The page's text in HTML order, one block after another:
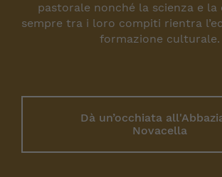
pastorale nonché la scienza e
sempre tra i loro compiti rientra
formazione culturale.
Dà un’occhiata
Novacella